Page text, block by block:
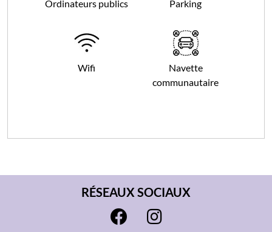
Ordinateurs publics Parking
Wifi
Navette
communautaire
RÉSEAUX SOCIAUX